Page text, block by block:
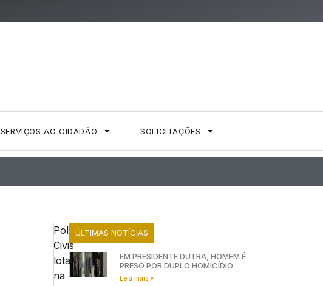
SERVIÇOS AO CIDADÃO SOLICITAÇÕES
Policiais
Civis
lotados
na
ÚLTIMAS NOTÍCIAS
EM PRESIDENTE DUTRA, HOMEM É
PRESO POR DUPLO HOMICÍDIO
Leia mais »